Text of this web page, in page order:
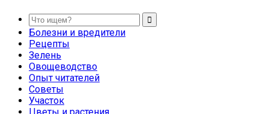
Болезни и вредители
Рецепты
Зелень
Овощеводство
Опыт читателей
Советы
Участок